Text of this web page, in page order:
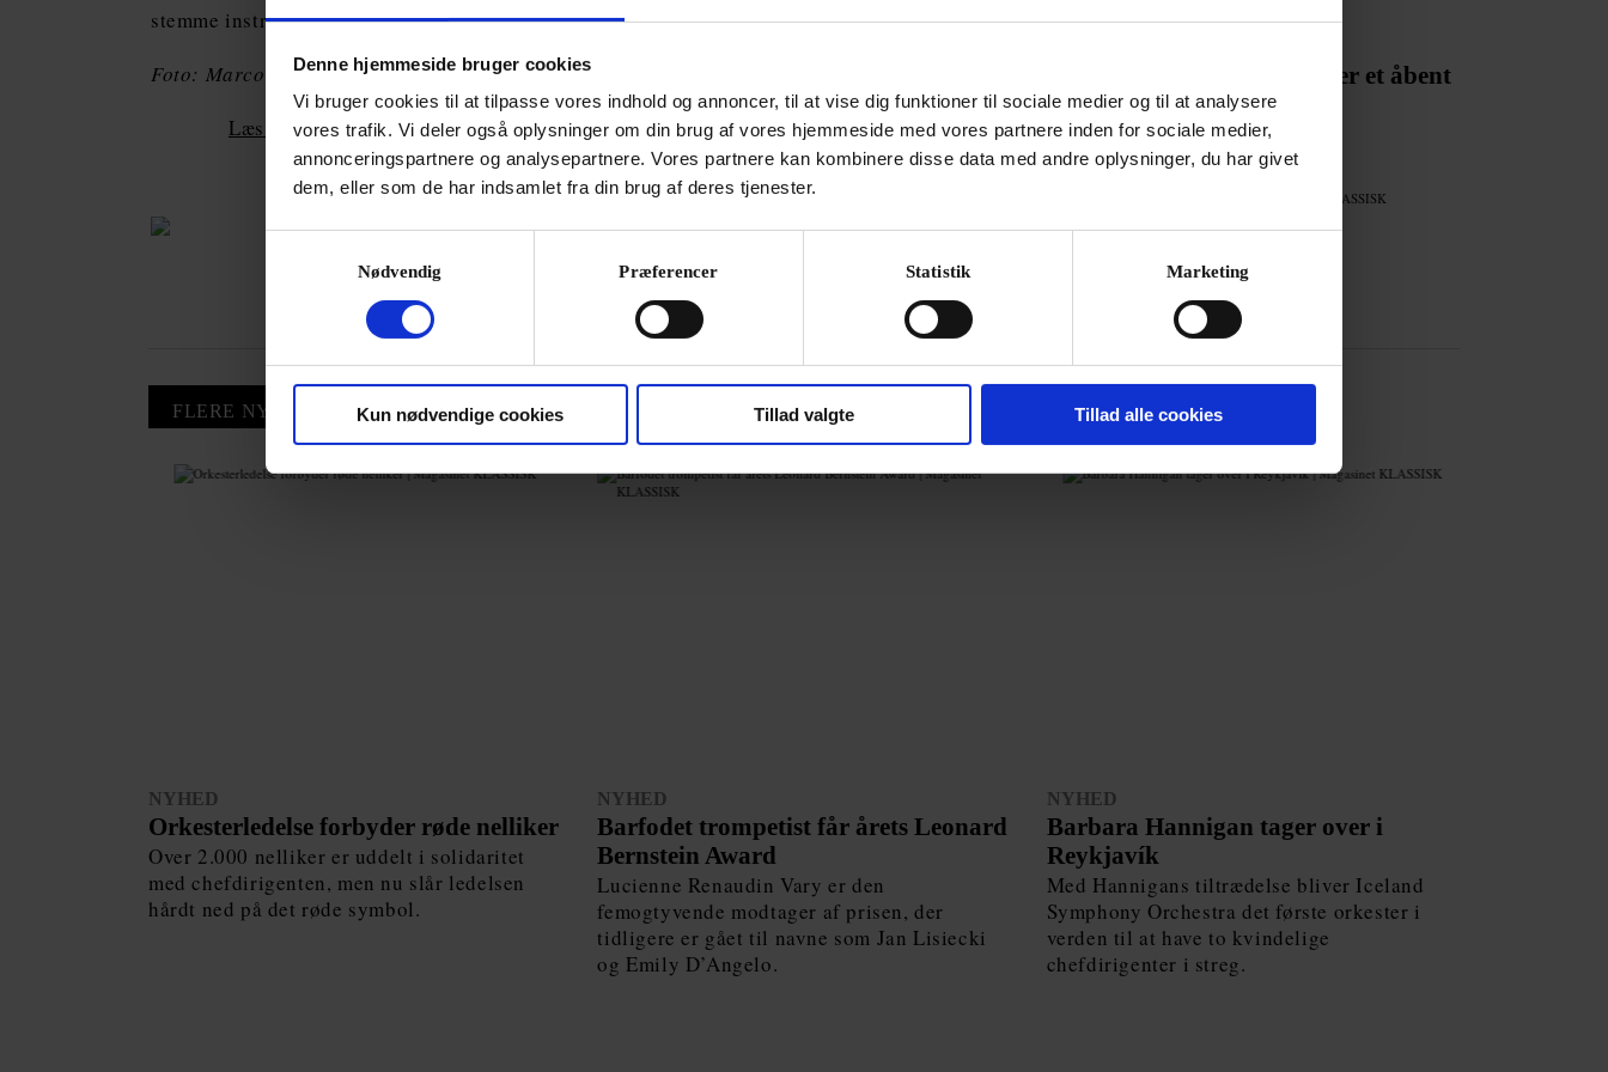
Denne hjemmeside bruger cookies
Vi bruger cookies til at tilpasse vores indhold og annoncer, til at vise dig funktioner til sociale medier og til at analysere
vores trafik. Vi deler også oplysninger om din brug af vores hjemmeside med vores partnere inden for sociale medier,
annonceringspartnere og analysepartnere. Vores partnere kan kombinere disse data med andre oplysninger, du har givet
dem, eller som de har indsamlet fra din brug af deres tjenester.
Nødvendig Præferencer Statistik Marketing
Kun nødvendige cookies Tillad valgte Tillad alle cookies
stemme instrumenter til koncerten, der blev gennemført med tre kvarters forsinkelse.
Foto: Marco Borggreve
Læs også: Simon Rattle redder festival i sidste øjeblik
NYHED
»Copenhagen Opera Festival er et åbent
maskinrum«
21. juli 2026
Annonce
FLERE NYHEDER
NYHED
Orkesterledelse forbyder røde nelliker
Over 2.000 nelliker er uddelt i solidaritet
med chefdirigenten, men nu slår ledelsen
hårdt ned på det røde symbol.
NYHED
Barfodet trompetist får årets Leonard
Bernstein Award
Lucienne Renaudin Vary er den
femogtyvende modtager af prisen, der
tidligere er gået til navne som Jan Lisiecki
og Emily D’Angelo.
NYHED
Barbara Hannigan tager over i
Reykjavík
Med Hannigans tiltrædelse bliver Iceland
Symphony Orchestra det første orkester i
verden til at have to kvindelige
chefdirigenter i streg.